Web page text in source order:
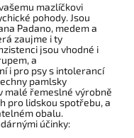
mazlíčkovi
pohody. Jsou
Padano, medem a
zaujme i ty
jsou vhodné i
a
i pro psy s intolerancí
pamlsky
malé řemeslné výrobně
pro lidskou spotřebu, a
obalu.
účinky: